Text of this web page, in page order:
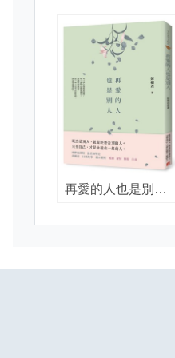
再愛的人也是別人 / 彭樹君著